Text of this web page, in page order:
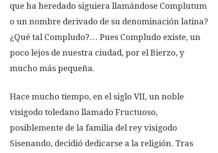
que ha heredado siguiera llamándose Complutum
o un nombre derivado de su denominación latina?
¿Qué tal Compludo?… Pues Compludo existe, un
poco lejos de nuestra ciudad, por el Bierzo, y
mucho más pequeña.
Hace mucho tiempo, en el siglo VII, un noble
visigodo toledano llamado Fructuoso,
posiblemente de la familia del rey visigodo
Sisenando, decidió dedicarse a la religión. Tras